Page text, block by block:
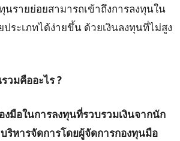
นรายย่อยสามารถเข้าถึงการลงทุนใน
ระเภทได้ง่ายขึ้น ด้วยเงินลงทุนที่ไม่สูง
วมคืออะไร ?
งมือในการลงทุนที่รวบรวมเงินจากนัก
ริหารจัดการโดยผู้จัดการกองทุนมือ